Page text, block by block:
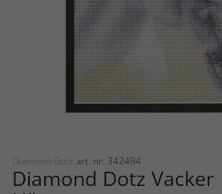
Diamond Dotz art. nr: 342494
Diamond Dotz Vacker